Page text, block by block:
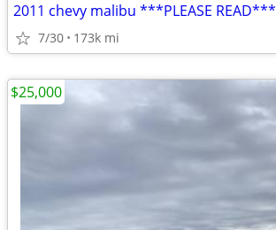
2011 chevy malibu ***PLEASE READ***
7/30 173k mi
$25,000